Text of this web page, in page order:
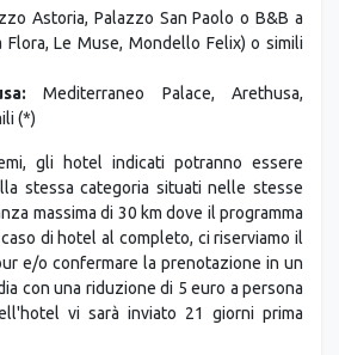
Mediterraneo Palace, Arethusa,
(*)
gli hotel indicati potranno essere
stessa categoria situati nelle stesse
massima di 30 km dove il programma
di hotel al completo, ci riserviamo il
e/o confermare la prenotazione in un
con una riduzione di 5 euro a persona
vi sarà inviato 21 giorni prima
agisce solo come intermediario tra il